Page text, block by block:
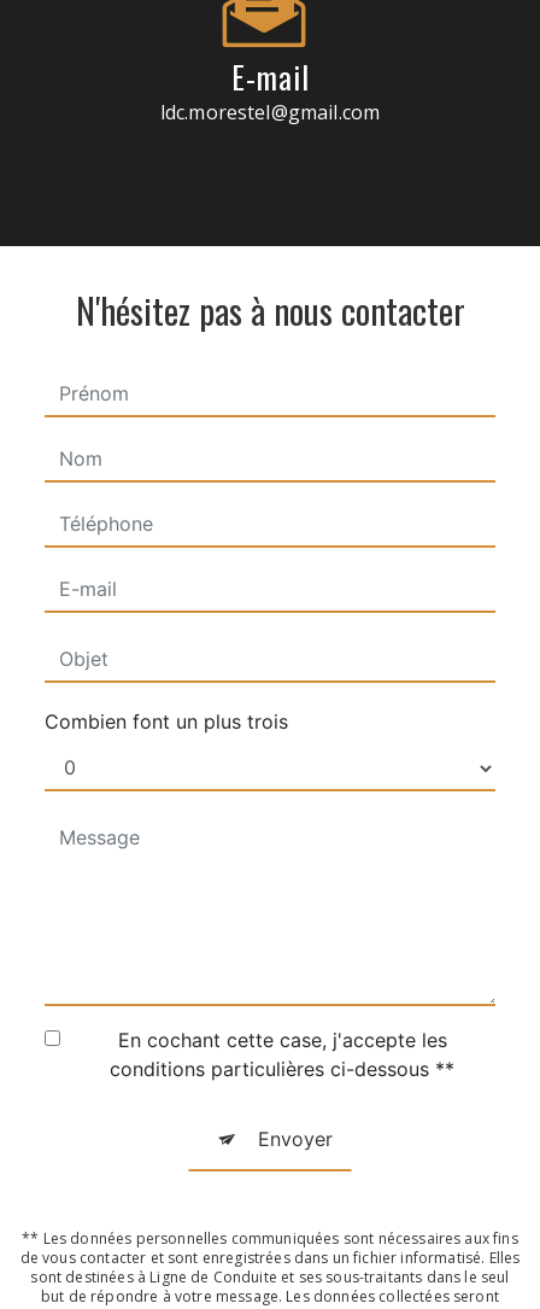
E-mail
ldc.morestel@gmail.com
N'hésitez pas à nous contacter
Combien font un plus trois
En cochant cette case, j'accepte les
conditions particulières ci-dessous **
Envoyer
** Les données personnelles communiquées sont nécessaires aux fins
de vous contacter et sont enregistrées dans un fichier informatisé. Elles
sont destinées à Ligne de Conduite et ses sous-traitants dans le seul
but de répondre à votre message. Les données collectées seront